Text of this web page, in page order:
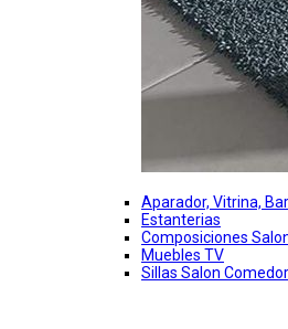
Aparador, Vitrina, Bar
Estanterias
Composiciones
Muebles TV
Sillas Salon Comedor